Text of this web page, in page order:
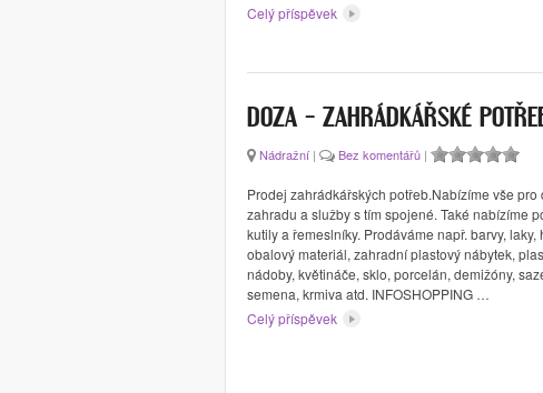
Celý příspěvek
DOZA – ZAHRÁDKÁŘSKÉ
Nádražní | Bez komentářů |
Prodej zahrádkářských potřeb.Nabízíme vše pro
zahradu a služby s tím spojené. Také nabízíme
kutily a řemeslníky. Prodáváme např. barvy, laky,
obalový materiál, zahradní plastový nábytek,
nádoby, květináče, sklo, porcelán, demižóny,
semena, krmiva atd. INFOSHOPPING …
Celý příspěvek